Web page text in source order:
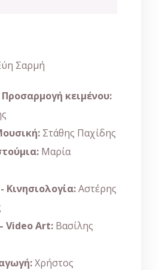
Σαρμή
κειμένου:
Στάθης Παχίδης
Μαρία
Κινησιολογία:Αστέρης
Video Art: Βασίλης
Χρήστος